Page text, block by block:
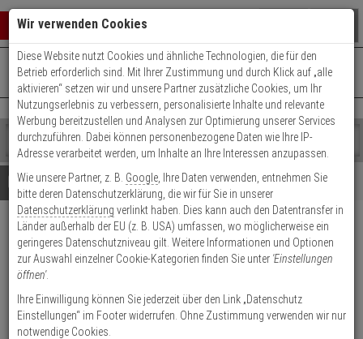
Warenkorb schließen
0 ARTIKEL IM WARENKORB
Ihr Warenkorb ist momentan leer.
Ergebnisse ()
Fertig
Shop
durchsuchen
Bitte
geben
Sie
mindestens
Zeichen
ein,
um
Suche
Es
wurde
noch
Kategorien
Suche
gestartet
+49 (0)821 899 493-0Mo. - Do.: 8:00 - 16:30 | Fr.: 8:00 - 14:00 Uhr
Kontaktservice nutzen
Details Beratung
2er WILKA Carat S1
Doppelzylinder 40/45 9 Schl.
Produktmerkmale
Wir verwenden Cookies
Diese Website nutzt Cookies und ähnliche Technologien, die für den
Betrieb erforderlich sind. Mit Ihrer Zustimmung und durch Klick auf „alle
aktivieren“ setzen wir und unsere Partner zusätzliche Cookies, um Ihr
Nutzungserlebnis zu verbessern, personalisierte Inhalte und relevante
Werbung bereitzustellen und Analysen zur Optimierung unserer Services
durchzuführen. Dabei können personenbezogene Daten wie Ihre IP-
Adresse verarbeitet werden, um Inhalte an Ihre Interessen anzupassen.
Wie unsere Partner, z. B. Google , Ihre Daten verwenden, entnehmen Sie
bitte deren Datenschutzerklärung, die wir für Sie in unserer
Datenschutzerklärung verlinkt haben. Dies kann auch den Datentransfer in
Länder außerhalb der EU (z. B. USA) umfassen, wo möglicherweise ein
geringeres Datenschutzniveau gilt. Weitere Informationen und Optionen
zur Auswahl einzelner Cookie-Kategorien finden Sie unter 'Einstellungen
öffnen'.
Ihre Einwilligung können Sie jederzeit über den Link „Datenschutz
Einstellungen“ im Footer widerrufen. Ohne Zustimmung verwenden wir nur
notwendige Cookies.